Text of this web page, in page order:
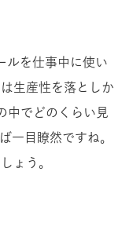
ルを仕事中に使い
生産性を落としか
中でどのくらい見
一目瞭然ですね。
ょう。